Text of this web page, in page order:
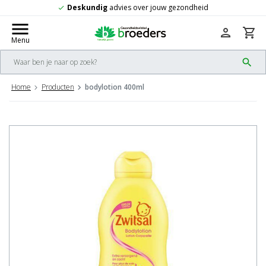
over jouw gezondheid check
menu
Menu
search
person shopping_cart
Home Producten bodylotion 400ml